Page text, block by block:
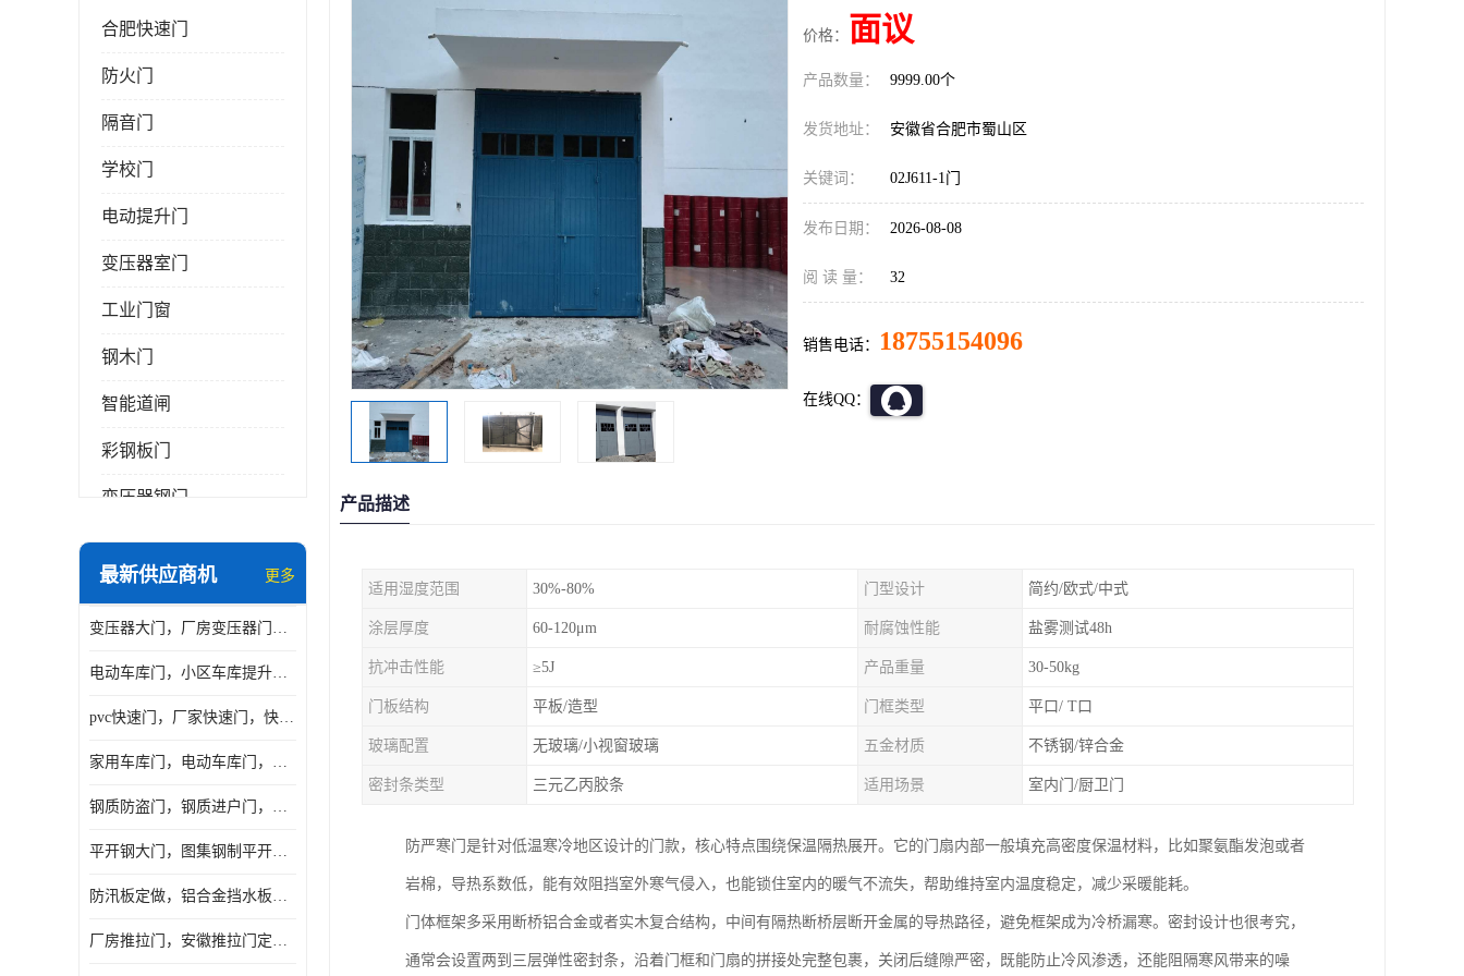
合肥快速门
防火门
隔音门
学校门
电动提升门
变压器室门
工业门窗
钢木门
智能道闸
彩钢板门
变压器钢门
非标门
抗爆门
快速门
最新供应商机 更多
变压器大门，厂房变压器门，配电所钢大门，变压器室钢大门
电动车库门，小区车库提升门，安徽提升门厂家，工业滑升门
pvc快速门，厂家快速门，快速卷帘门，感应快速门
家用车库门，电动车库门，车库滑升门，车库门安装
钢质防盗门，钢质进户门，钢质非标门厂家
平开钢大门，图集钢制平开门，厂房平开大门
防汛板定做，铝合金挡水板门，地库挡水板
厂房推拉门，安徽推拉门定做，夹芯板平移大门
价格： 面议
产品数量： 9999.00个
发货地址： 安徽省合肥市蜀山区
关键词： 02J611-1门
发布日期： 2026-08-08
阅 读 量： 32
销售电话： 18755154096
在线QQ：
产品描述
适用湿度范围 30%-80% 门型设计 简约/欧式/中式
涂层厚度 60-120μm 耐腐蚀性能 盐雾测试48h
抗冲击性能 ≥5J 产品重量 30-50kg
门板结构 平板/造型 门框类型 平口/ T口
玻璃配置 无玻璃/小视窗玻璃 五金材质 不锈钢/锌合金
密封条类型 三元乙丙胶条 适用场景 室内门/厨卫门
防严寒门是针对低温寒冷地区设计的门款，核心特点围绕保温隔热展开。它的门扇内部一般填充高密度保温材料，比如聚氨酯发泡或者
岩棉，导热系数低，能有效阻挡室外寒气侵入，也能锁住室内的暖气不流失，帮助维持室内温度稳定，减少采暖能耗。
门体框架多采用断桥铝合金或者实木复合结构，中间有隔热断桥层断开金属的导热路径，避免框架成为冷桥漏寒。密封设计也很考究，
通常会设置两到三层弹性密封条，沿着门框和门扇的拼接处完整包裹，关闭后缝隙严密，既能防止冷风渗透，还能阻隔寒风带来的噪